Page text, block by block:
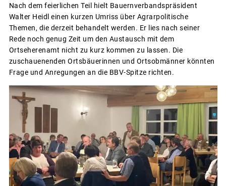
Nach dem feierlichen Teil hielt Bauernverbandspräsident
Walter Heidl einen kurzen Umriss über Agrarpolitische
Themen, die derzeit behandelt werden. Er lies nach seiner
Rede noch genug Zeit um den Austausch mit dem
Ortseherenamt nicht zu kurz kommen zu lassen. Die
zuschauenenden Ortsbäuerinnen und Ortsobmänner könnten
Frage und Anregungen an die BBV-Spitze richten.